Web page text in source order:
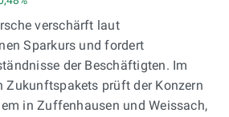
verschärft laut
Sparkurs und fordert
der Beschäftigten. Im
Zukunftspakets prüft der Konzern
in Zuffenhausen und Weissach,